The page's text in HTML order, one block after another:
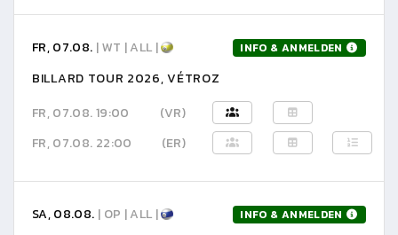
FR, 07.08. | WT | ALL | INFO & ANMELDEN
BILLARD TOUR 2026, VÉTROZ
FR, 07.08. 19:00
(VR)
FR, 07.08. 22:00
(ER)
SA, 08.08. | OP | ALL | INFO & ANMELDEN